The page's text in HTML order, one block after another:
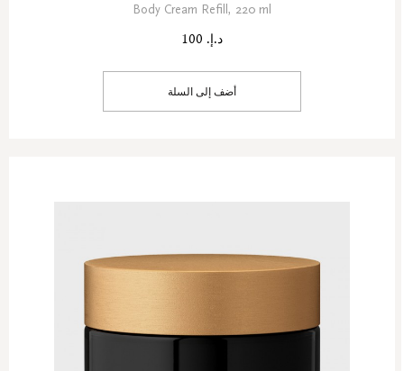
Body Cream Refill, 220 ml
د.إ. 100
أضف إلى السلة